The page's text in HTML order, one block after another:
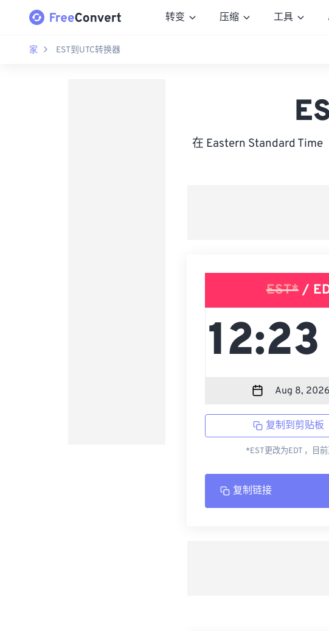
转变 压缩 工具
家 EST到UTC转换器
在 Eastern Standard Time
EST*/
复制到剪贴板
*EST更改为EDT ，目
复制链接